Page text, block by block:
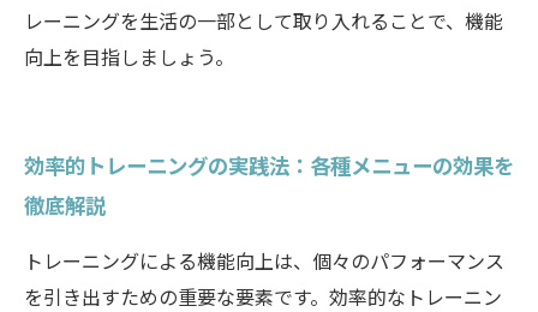
レーニングを生活の一部として取り入れることで、機能
向上を目指しましょう。
効率的トレーニングの実践法：各種メニューの効果を
徹底解説
トレーニングによる機能向上は、個々のパフォーマンス
を引き出すための重要な要素です。効率的なトレーニン